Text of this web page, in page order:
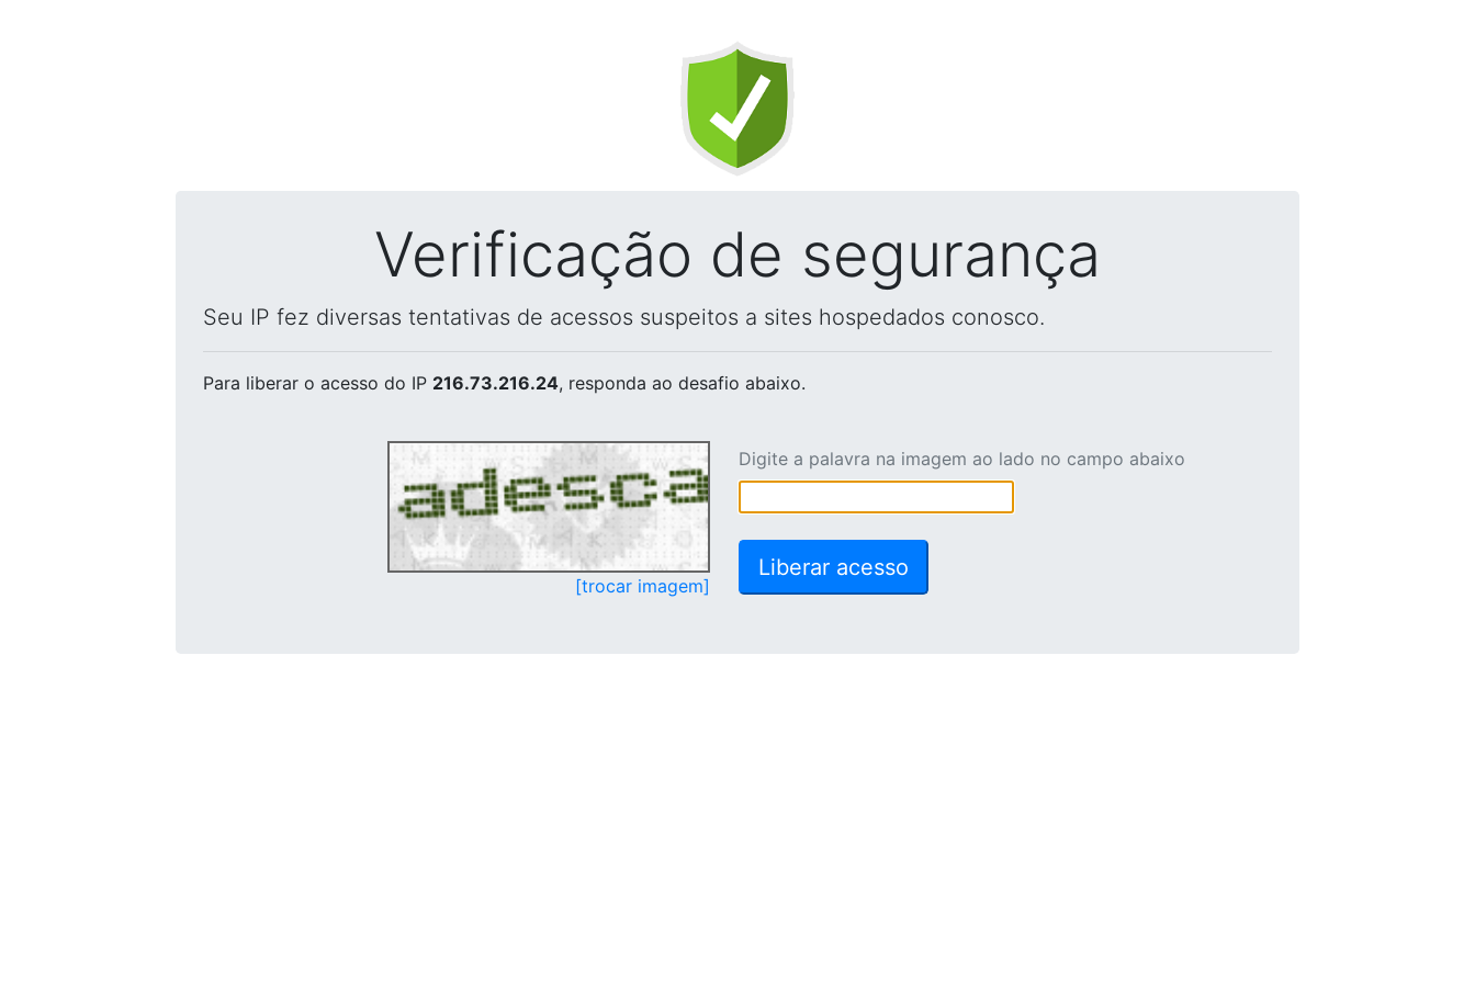
Verificação de segurança
Seu IP fez diversas tentativas de acessos suspeitos a sites hospedados conosco.
Para liberar o acesso do IP 216.73.216.24, responda ao desafio abaixo.
[trocar imagem]
Digite a palavra na imagem ao lado no campo abaixo